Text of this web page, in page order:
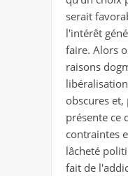
serait
l'intérêt
faire. Alors
raisons
obscures
présente ce
contraintes
lâcheté
fait de